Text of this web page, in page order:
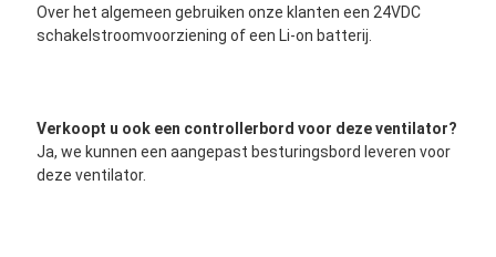
Over het algemeen gebruiken onze klanten een 24VDC
schakelstroomvoorziening of een Li-on batterij.
Verkoopt u ook een controllerbord voor deze ventilator?
Ja, we kunnen een aangepast besturingsbord leveren voor
deze ventilator.